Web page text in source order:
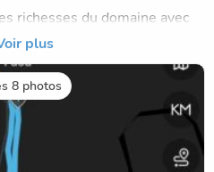
richesses du domaine avec
aussi son château et ses
plus
8 photos